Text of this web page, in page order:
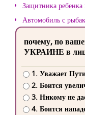
Защитника
Автомобиль с
почему, по
УКРАИНЕ в
1. Уважает
2. Боится
3. Никому не
4. Боится